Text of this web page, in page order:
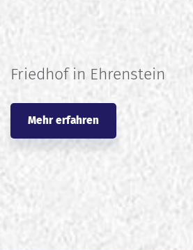
Friedhof in Ehrenstein
Mehr erfahren